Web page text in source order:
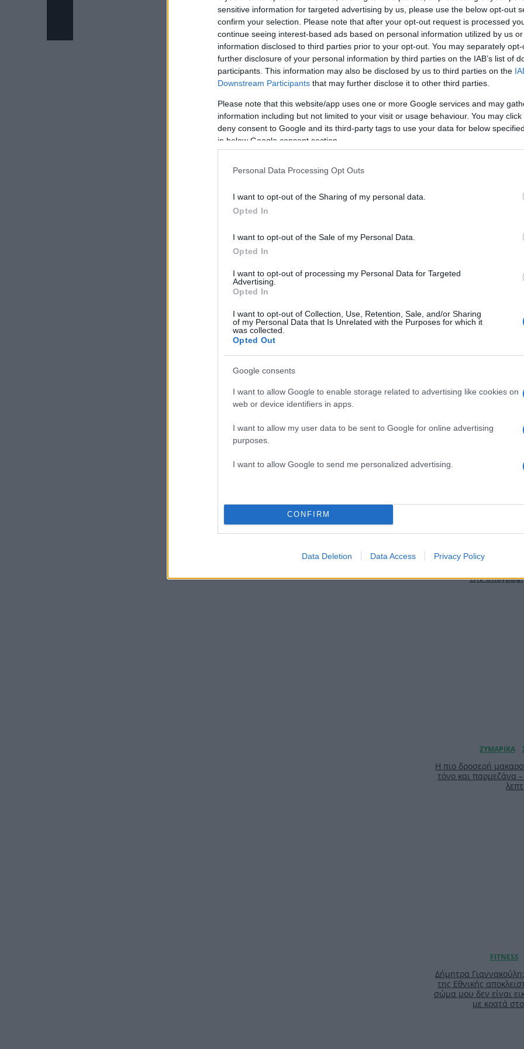
sensitive information for targeted advertising by us, please use the below opt-out
confirm your selection. Please note that after your opt-out request is processed
continue seeing interest-based ads based on personal information utilized by us
information disclosed to third parties prior to your opt-out. You may separately
further disclosure of your personal information by third parties on the IAB’s list of
participants. This information may also be disclosed by us to third parties on the
Downstream Participants that may further disclose it to other third parties.
Please note that this website/app uses one or more Google services and may
information including but not limited to your visit or usage behaviour. You may
deny consent to Google and its third-party tags to use your data for below
in below Google consent section.
Personal Data Processing Opt Outs
I want to opt-out of the Sharing of my personal data.
Opted In
I want to opt-out of the Sale of my Personal Data.
Opted In
I want to opt-out of processing my Personal Data for Targeted
Advertising.
Opted In
I want to opt-out of Collection, Use, Retention, Sale, and/or Sharing
of my Personal Data that Is Unrelated with the Purposes for which it
was collected.
Opted Out
Google consents
I want to allow Google to enable storage related to advertising like cookies on
web or device identifiers in apps.
I want to allow my user data to be sent to Google for online advertising
purposes.
I want to allow Google to send me personalized advertising.
CONFIRM
Data Deletion Data Access Privacy Policy
TOP
γκαρνταρόμπα
την
Η πιο δροσερή
τόνο και παρμεζάνα
Δήμητρα
της Εθνικής
σώμα μου δεν είναι
με κρατά